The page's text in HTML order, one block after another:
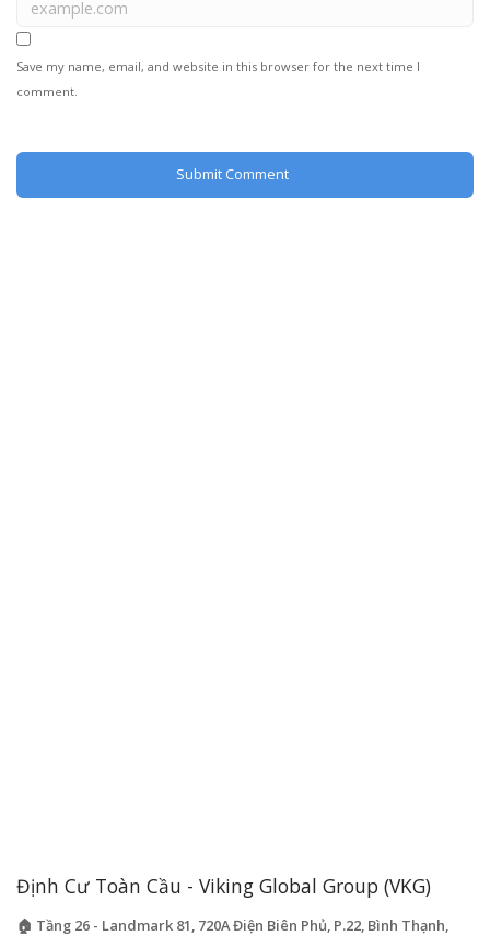
Save my name, email, and website in this browser for the next time I
comment.
Định Cư Toàn Cầu - Viking Global Group (VKG)
🏠 Tầng 26 - Landmark 81, 720A Điện Biên Phủ, P.22, Bình Thạnh,